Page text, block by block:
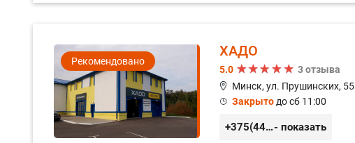
Рекомендовано
ХАДО
5.0
3 отзыва
Минск, ул. Прушинских, 55
Закрытодо сб 11:00
+375(44) 559-27-77- показать